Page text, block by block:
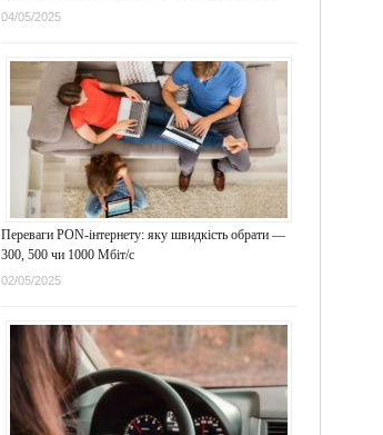
04/05/2025
Переваги PON-інтернету: яку швидкість обрати —
300, 500 чи 1000 Мбіт/с
02/05/2025